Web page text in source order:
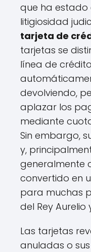
que ha estado
litigiosidad
tarjeta de
tarjetas se
línea de
devolviendo,
aplazar los
mediante
Sin embargo,
y,
generalmente
convertido en
para muchas
del Rey
Las tarjetas
anuladas o